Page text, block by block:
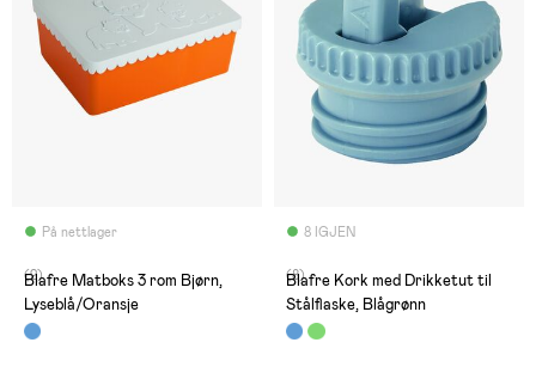
På nettlager
(2)
Blafre Matboks 3 rom Bjørn,
Lyseblå/Oransje
8 IGJEN
(8)
Blafre Kork med Drikketut til
Stålflaske, Blågrønn